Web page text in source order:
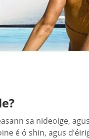
sa nideoige,
é ó shin, agus